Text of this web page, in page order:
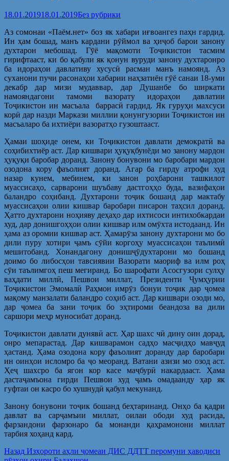
18.01.201918.01.2019Без рубрики
Аз сомонаи «Паём.нет» боз як хабари иғвоангез паҳн гардид.
Ин ҳам бошад, манъ кардани рӯймол ва ҳиҷоб барои занону
духтарон мебошад. Гӯё мақомоти Тоҷикистон тасмим
гирифтааст, ки бо қабули як қонун вуруди занону духтаронро
ба идораҳои давлативу хусусӣ расман манъ намоянд. Аз
суханони пучи расонаҳои хабарии наҳзатиён гӯё санаи 18-уми
декабр дар мизи мудаввар, дар Душанбе бо ширкати
намояндагони тамоми вазорату идораҳои давлатии
Тоҷикистон ин масъала баррасӣ гардид. Як гуруҳи махсуси
корӣ дар назди Маркази миллии қонунгузории Тоҷикистон ин
масъаларо ба ихтиёри вазоратҳо гузоштааст.
Ҳамаи шоҳиде онем, ки Тоҷикистон давлати демократӣ ва
соҳибихтиёр аст. Дар кишвари ҳуқуқбунёди мо занону мардон
ҳуқуқи баробар доранд. Занону бонувони мо баробари мардон
озодона кору фаъолият доранд. Агар ба гирду атрофи худ
назар кунем, мебинем, ки занон роҳбарони ташкилот
муассисаҳо, сарварони шуъбаву дастгоҳҳо буда, вазифаҳои
баландро соҳибанд. Духтарони тоҷик бошанд дар мактабу
муассисаҳои олии кишвар баробари писарон таҳсил доранд.
Ҳатто духтарони ноҳияву деҳаҳо дар ихтисоси интихобкардаи
худ, дар донишгоҳҳои олии кишвар илм омӯхта истодаанд. Ин
ҳама аз оромии кишвар аст. Ҳамарӯза занону духтарони мо бо
дили пуру хотири ҷамъ сӯйи коргоҳу муассисаҳои таълимӣ
мешитобанд. Хонандагону донишҷӯдухтарони мо бошанд
доимо бо либосҳои тавсиявии Вазорати маориф ва илм роҳ
сӯи таълимгоҳ пеш мегиранд. Бо шарофати Асосгузори сулҳу
ваҳдати миллӣ, Пешвои миллат, Президенти Ҷумҳурии
Тоҷикистон Эмомалӣ Раҳмон имрӯз бонуи тоҷик дар ҷомеа
мақому манзалати баландро соҳиб аст. Дар кишвари озоди мо,
дар ҷомеа ба зани тоҷик бо эҳтироми беандоза ва дили
саршори меҳр муносибат доранд.
Тоҷикистон давлати дунявӣ аст. Ҳар шахс чӣ дину оин дорад,
онро мепарастад. Дар кишварамон садҳо масҷидҳо мавҷуд
ҳастанд. Ҳама озодона кору фаъолият доранду дар баробари
ин оинҳои исломро ба ҷо меоранд. Ватани азизи мо озод аст.
Ҳеҷ шахсро ба ягон кор касе маҷбурӣ накардааст. Ҳама
дастаҷамъона гирди Пешвои худ ҷамъ омадаанду ҳар як
гуфтаи он касро бо хушнудӣ қабул мекунанд.
Занону бонувони тоҷик бошанд беҳтаринанд. Онҳо ба қадри
давлат ва сарҷамъии миллат, оилаи ободи худ расида,
фарзандони фарзонаро ба монанди қаҳрамонони миллат
тарбия хоҳанд кард.
Post
Назад Предыдущая
Изҳороти аҳли ҷомеаи ДИС ДДТТ перомуни ҳаводиси